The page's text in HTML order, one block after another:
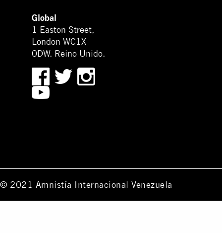
Global
1 Easton Street,
London WC1X
0DW. Reino Unido.
© 2021 Amnistía Internacional Venezuela